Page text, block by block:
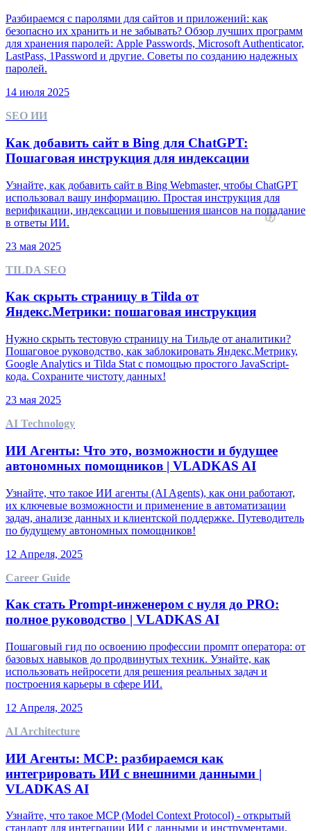
Разбираемся с паролями для сайтов и приложений: как
безопасно их хранить и не забывать? Обзор лучших программ
для хранения паролей: Apple Passwords, Microsoft Authenticator,
LastPass, 1Password и другие. Советы по созданию надежных
паролей.
14 июля 2025
SEO ИИ
Как добавить сайт в Bing для ChatGPT:
Пошаговая инструкция для индексации
Узнайте, как добавить сайт в Bing Webmaster, чтобы ChatGPT
использовал вашу информацию. Простая инструкция для
верификации, индексации и повышения шансов на попадание
в ответы ИИ.
23 мая 2025
TILDA SEO
Как скрыть страницу в Tilda от
Яндекс.Метрики: пошаговая инструкция
Нужно скрыть тестовую страницу на Тильде от аналитики?
Пошаговое руководство, как заблокировать Яндекс.Метрику,
Google Analytics и Tilda Stat с помощью простого JavaScript-
кода. Сохраните чистоту данных!
23 мая 2025
AI Technology
ИИ Агенты: Что это, возможности и будущее
автономных помощников | VLADKAS AI
Узнайте, что такое ИИ агенты (AI Agents), как они работают,
их ключевые возможности и применение в автоматизации
задач, анализе данных и клиентской поддержке. Путеводитель
по будущему автономных помощников!
12 Апреля, 2025
Career Guide
Как стать Prompt-инженером с нуля до PRO:
полное руководство | VLADKAS AI
Пошаговый гид по освоению профессии промпт оператора: от
базовых навыков до продвинутых техник. Узнайте, как
использовать нейросети для решения реальных задач и
построения карьеры в сфере ИИ.
12 Апреля, 2025
AI Architecture
ИИ Агенты: MCP: разбираемся как
интегрировать ИИ с внешними данными |
VLADKAS AI
Узнайте, что такое MCP (Model Context Protocol) - открытый
стандарт для интеграции ИИ с данными и инструментами.